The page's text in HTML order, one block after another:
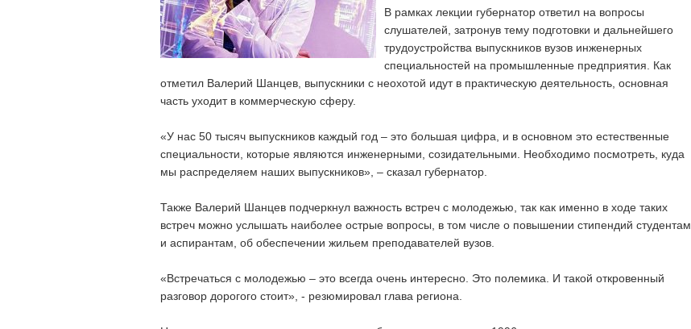
В рамках лекции губернатор ответил на вопросы
слушателей, затронув тему подготовки и дальнейшего
трудоустройства выпускников вузов инженерных
специальностей на промышленные предприятия. Как
отметил Валерий Шанцев, выпускники с неохотой идут в практическую деятельность, основная
часть уходит в коммерческую сферу.
«У нас 50 тысяч выпускников каждый год – это большая цифра, и в основном это естественные
специальности, которые являются инженерными, созидательными. Необходимо посмотреть, куда
мы распределяем наших выпускников», – сказал губернатор.
Также Валерий Шанцев подчеркнул важность встреч с молодежью, так как именно в ходе таких
встреч можно услышать наиболее острые вопросы, в том числе о повышении стипендий студентам
и аспирантам, об обеспечении жильем преподавателей вузов.
«Встречаться с молодежью – это всегда очень интересно. Это полемика. И такой откровенный
разговор дорогого стоит», - резюмировал глава региона.